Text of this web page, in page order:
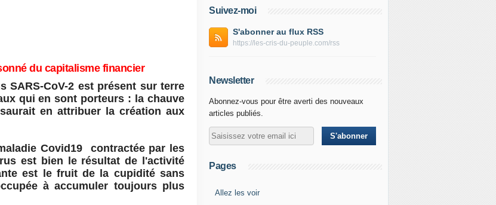
du capitalisme financier
SARS-CoV-2 est présent sur terre
qui en sont porteurs : la chauve
en attribuer la création aux
Covid19 contractée par les
est bien le résultat de l'activité
est le fruit de la cupidité sans
à accumuler toujours plus
Suivez-moi
S'abonner au flux RSS
https://les-cris-du-peuple.com/rss
Newsletter
Abonnez-vous pour être averti des nouveaux
articles publiés.
Pages
Allez les voir